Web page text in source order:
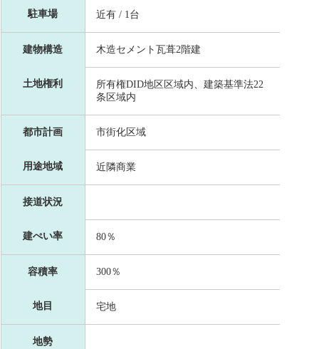
駐車場 近有 / 1台
建物構造 木造セメント瓦葺2階建
土地権利
所有権DID地区区域内、建築基準法22
条区域内
都市計画 市街化区域
用途地域 近隣商業
接道状況
建ぺい率 80％
容積率 300％
地目 宅地
地勢